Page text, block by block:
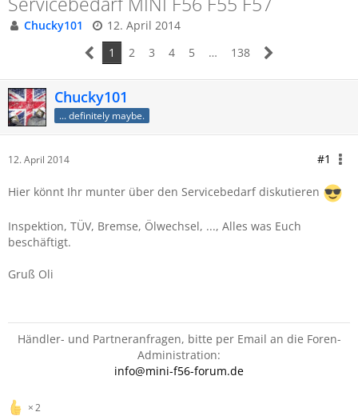
Chucky101
12. April 2014
1
2 3 4 5 … 138
Chucky101
... definitely maybe.
12. April 2014 #1
Hier könnt Ihr munter über den Servicebedarf diskutieren
Inspektion, TÜV, Bremse, Ölwechsel, ..., Alles was Euch
beschäftigt.
Gruß Oli
Händler- und Partneranfragen, bitte per Email an die Foren-
Administration:
info@mini-f56-forum.de
2